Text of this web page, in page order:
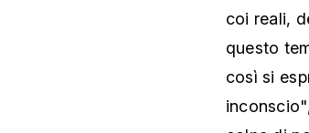
coi reali,
questo
così si